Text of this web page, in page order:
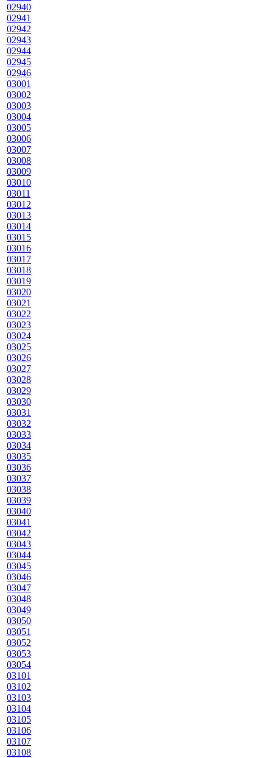
02940
02941
02942
02943
02944
02945
02946
03001
03002
03003
03004
03005
03006
03007
03008
03009
03010
03011
03012
03013
03014
03015
03016
03017
03018
03019
03020
03021
03022
03023
03024
03025
03026
03027
03028
03029
03030
03031
03032
03033
03034
03035
03036
03037
03038
03039
03040
03041
03042
03043
03044
03045
03046
03047
03048
03049
03050
03051
03052
03053
03054
03101
03102
03103
03104
03105
03106
03107
03108